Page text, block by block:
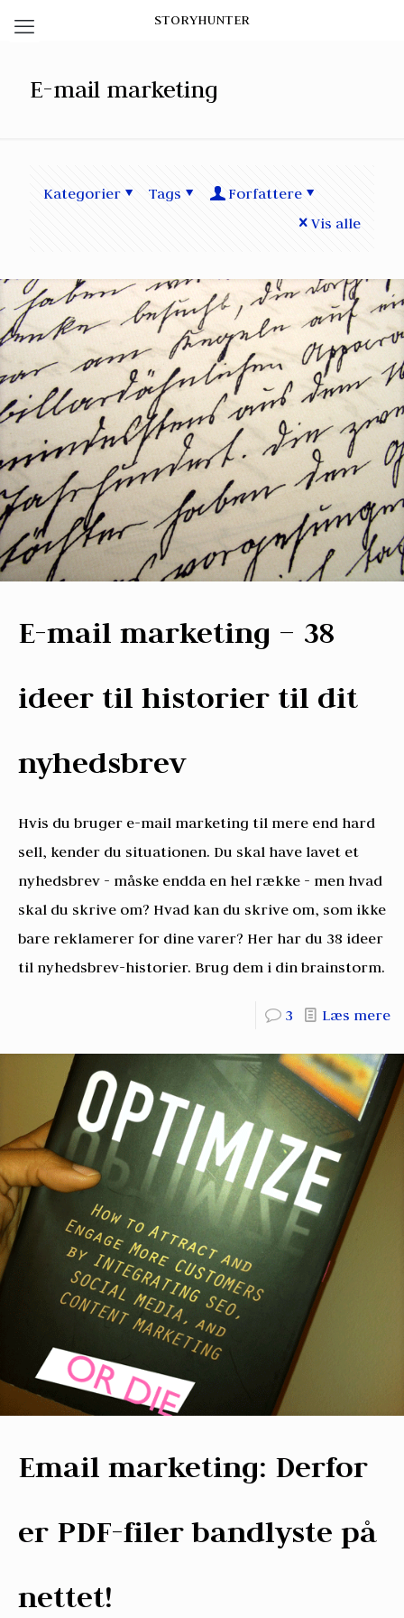
STORYHUNTER
E-mail marketing
Kategorier Tags
Forfattere
Vis alle
E-mail marketing – 38
ideer til historier til dit
nyhedsbrev
Hvis du bruger e-mail marketing til mere end hard
sell, kender du situationen. Du skal have lavet et
nyhedsbrev - måske endda en hel række - men hvad
skal du skrive om? Hvad kan du skrive om, som ikke
bare reklamerer for dine varer? Her har du 38 ideer
til nyhedsbrev-historier. Brug dem i din brainstorm.
3 Læs mere
Email marketing: Derfor
er PDF-filer bandlyste på
nettet!